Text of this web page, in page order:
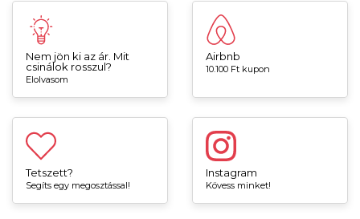
Nem jön ki az ár. Mit
csinálok rosszul?
Elolvasom
Airbnb
10.100 Ft kupon
Tetszett?
Segíts egy megosztással!
Instagram
Kövess minket!